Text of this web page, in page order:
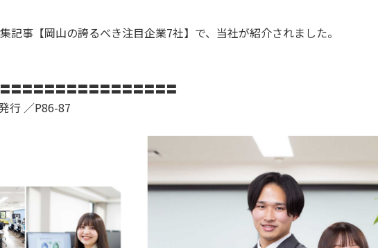
記事 【岡山の誇るべき注目企業7社】で、当社が紹介されました。
〓〓〓〓〓〓〓〓〓〓〓〓〓〓〓
行 ／P86-87